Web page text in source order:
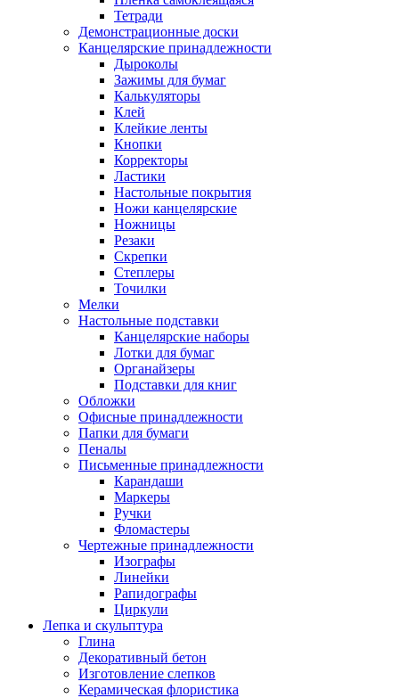
Тетради
Демонстрационные доски
Канцелярские принадлежности
Дыроколы
Зажимы для бумаг
Калькуляторы
Клей
Клейкие ленты
Кнопки
Корректоры
Ластики
Настольные покрытия
Ножи канцелярские
Ножницы
Резаки
Скрепки
Степлеры
Точилки
Мелки
Настольные подставки
Канцелярские наборы
Лотки для бумаг
Органайзеры
Подставки для книг
Обложки
Офисные принадлежности
Папки для бумаги
Пеналы
Письменные принадлежности
Карандаши
Маркеры
Ручки
Фломастеры
Чертежные принадлежности
Изографы
Линейки
Рапидографы
Циркули
Лепка и скульптура
Глина
Декоративный бетон
Изготовление слепков
Керамическая флористика